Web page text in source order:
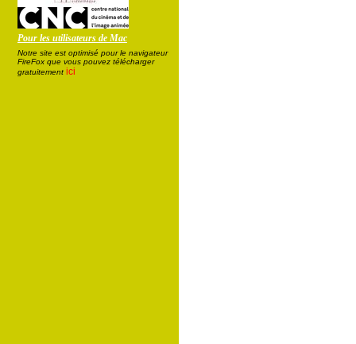
Pour les utilisateurs de Mac
Notre site est optimisé pour le navigateur
FireFox que vous pouvez télécharger
gratuitement ici